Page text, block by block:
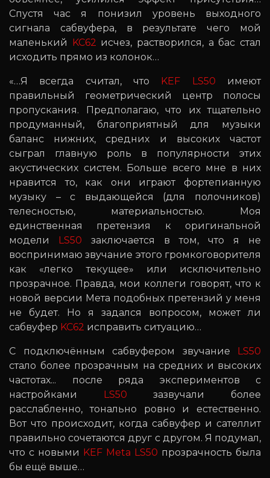
Спустя час я понизил уровень выходного
сигнала сабвуфера, в результате чего мой
маленький KC62 исчез, растворился, а бас стал
исходить прямо из колонок…
«…Я всегда считал, что KEF LS50 имеют
правильный геометрический центр полосы
пропускания. Предполагаю, что их тщательно
продуманный, благоприятный для музыки
баланс нижних, средних и высоких частот
сыграл главную роль в популярности этих
акустических систем. Больше всего мне в них
нравится то, как они играют фортепианную
музыку – с выдающейся (для полочников)
телесностью, материальностью. Моя
единственная претензия к оригинальной
модели LS50 заключается в том, что я не
воспринимаю звучание этого громкоговорителя
как «легко текущее» или исключительно
прозрачное. Правда, мои коллеги говорят, что к
новой версии Мета подобных претензий у меня
не будет. Но я задался вопросом, может ли
сабвуфер KC62 исправить ситуацию…
С подключённым сабвуфером звучание LS50
стало более прозрачным на средних и высоких
частотах... после ряда экспериментов с
настройками LS50 зазвучали более
расслабленно, тонально ровно и естественно.
Вот что происходит, когда сабвуфер и сателлит
правильно сочетаются друг с другом. Я подумал,
что с новыми KEF Meta LS50 прозрачность была
бы ещё выше…